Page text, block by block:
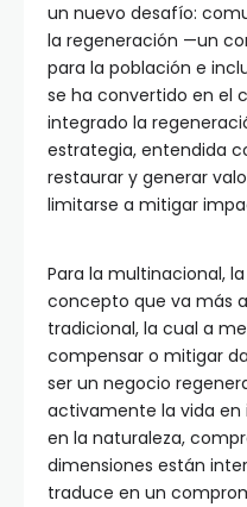
un nuevo desafío:
la regeneración —un
para la población e
se ha convertido en el
integrado la
estrategia, entendida
restaurar y generar
limitarse a mitigar
Para la multinacional,
concepto que va más
tradicional, la cual a
compensar o mitigar
ser un negocio
activamente la vida en
en la naturaleza,
dimensiones están
traduce en un